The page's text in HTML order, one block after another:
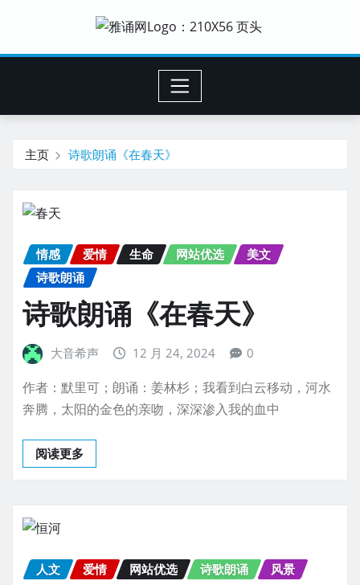
主页 诗歌朗诵《在春天》
情感 爱情 生命 网站优选
美文
诗歌朗诵
诗歌朗诵《在春天》
大音希声 12 月 24, 2024 0
作者：默里可；朗诵：姜林杉；我看到白云移动，河水
奔腾，太阳的金色的亲吻，深深渗入我的血中
阅读更多
人文 爱情 网站优选 诗歌朗诵 风景